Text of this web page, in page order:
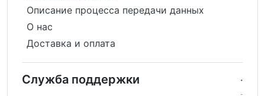
Описание процесса передачи данных
О нас
Доставка и оплата
Служба поддержки